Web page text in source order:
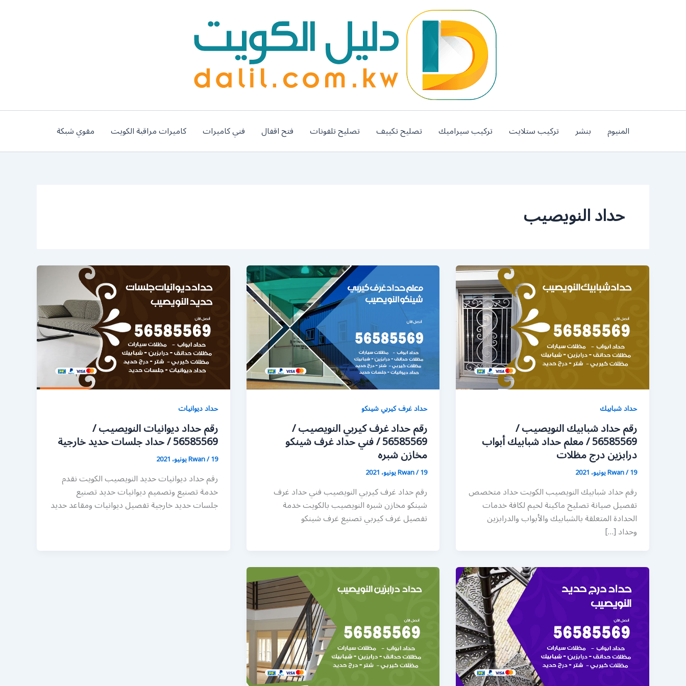
المنيوم بنشر تركيب ستلايت تركيب سيراميك تصليح تكييف تصليح تلفونات فتح اقفال فني كاميرات كاميرات مراقبة الكويت مقوي شبكة
حداد النويصيب
حداد شبابيك
رقم حداد شبابيك النويصيب /
56585569 / معلم حداد شبابيك أبواب
درابزين درج مظلات
Rwan/19 يونيو، 2021
رقم حداد شبابيك النويصيب الكويت حداد متخصص
تفصيل صيانة تصليح ماكينة لحيم لكافة خدمات
الحدادة المتعلقة بالشبابيك والأبواب والدرابزين
وحداد […]
حداد غرف كيربي شينكو
رقم حداد غرف كيربي النويصيب /
56585569 / فني حداد غرف شينكو
مخازن شبره
Rwan/19 يونيو، 2021
رقم حداد غرف كيربي النويصيب فني حداد غرف
شينكو مخازن شبره النويصيب بالكويت خدمة
تفصيل غرف كيربي تصنيع غرف شينكو
حداد ديوانيات
رقم حداد ديوانيات النويصيب /
56585569 / حداد جلسات حديد خارجية
Rwan/19 يونيو، 2021
رقم حداد ديوانيات حديد النويصيب الكويت نقدم
خدمة تصنيع وتصميم ديوانيات حديد تصنيع
جلسات حديد خارجية تفصيل ديوانيات ومقاعد حديد